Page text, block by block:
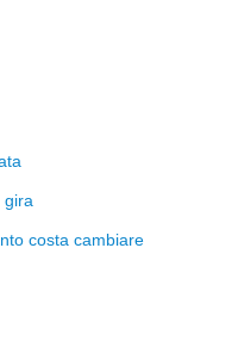
gira
costa cambiare